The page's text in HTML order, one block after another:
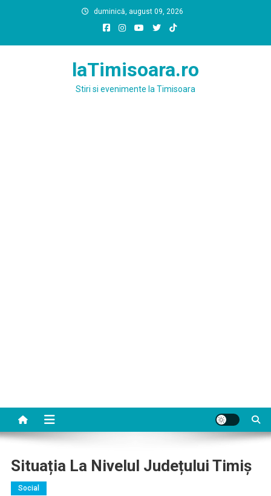
duminică, august 09, 2026
laTimisoara.ro
Stiri si evenimente la Timisoara
Situația La Nivelul Județului Timiș
Social